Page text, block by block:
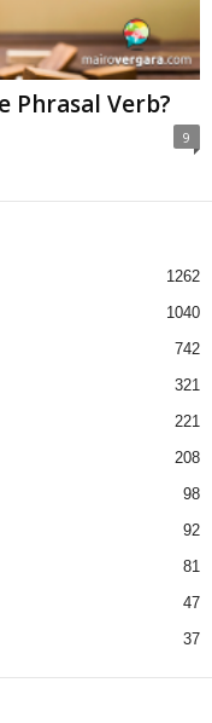
Phrasal Verb?
9
1262
1040
742
321
221
208
98
92
81
47
37